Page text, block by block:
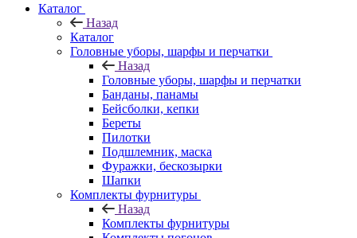
Каталог
Назад
Каталог
Головные уборы, шарфы и перчатки
Назад
Головные уборы, шарфы и перчатки
Банданы, панамы
Бейсболки, кепки
Береты
Пилотки
Подшлемник, маска
Фуражки, бескозырки
Шапки
Комплекты фурнитуры
Назад
Комплекты фурнитуры